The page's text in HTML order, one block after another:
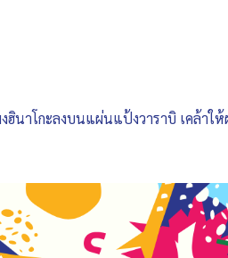
นาโกะลงบนแผ่นแป้งวาราบิ เคล้า